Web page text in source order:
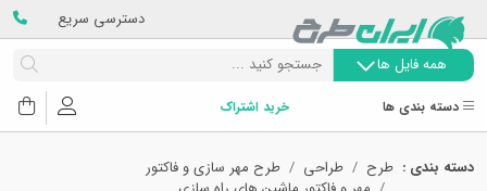
دسترسی سریع
همه فایل ها
دسته بندی ها خرید اشتراک
دسته بندی : طرح طراحی
طرح مهر سازی و فاکتور